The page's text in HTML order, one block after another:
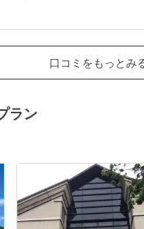
口コミをもっとみ
ラン